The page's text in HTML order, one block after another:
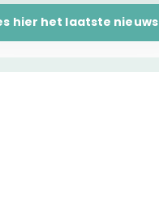
hier het laatste nieuws